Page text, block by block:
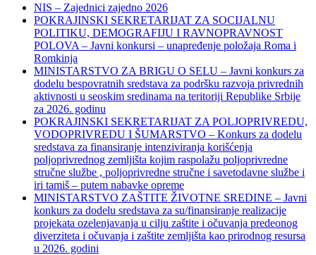
NIS – Zajednici zajedno 2026
POKRAJINSKI SEKRETARIJAT ZA SOCIJALNU
POLITIKU, DEMOGRAFIJU I RAVNOPRAVNOST
POLOVA – Javni konkursi – unapređenje položaja Roma i
Romkinja
MINISTARSTVO ZA BRIGU O SELU – Javni konkurs za
dodelu bespovratnih sredstava za podršku razvoja privrednih
aktivnosti u seoskim sredinama na teritoriji Republike Srbije
za 2026. godinu
POKRAJINSKI SEKRETARIJAT ZA POLJOPRIVREDU,
VODOPRIVREDU I ŠUMARSTVO – Konkurs za dodelu
sredstava za finansiranje intenziviranja korišćenja
poljoprivrednog zemljišta kojim raspolažu poljoprivredne
stručne službe , poljoprivredne stručne i savetodavne službe i
iri tamiš ‒ putem nabavke opreme
MINISTARSTVO ZAŠTITE ŽIVOTNE SREDINE – Javni
konkurs za dodelu sredstava za su/finansiranje realizacije
projekata ozelenjavanja u cilju zaštite i očuvanja predeonog
diverziteta i očuvanja i zaštite zemljišta kao prirodnog resursa
u 2026. godini